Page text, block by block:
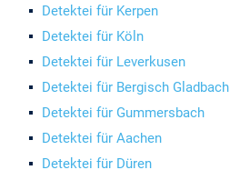
Detektei für Kerpen
Detektei für Köln
Detektei für Leverkusen
Detektei für Bergisch Gladbach
Detektei für Gummersbach
Detektei für Aachen
Detektei für Düren